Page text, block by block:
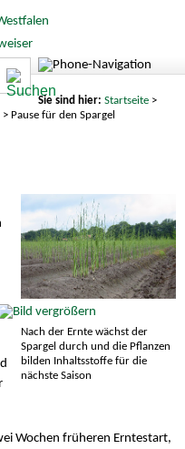
Sie sind hier: Startseite>
> Pause für den Spargel
Nach der Ernte wächst der
Spargel durch und die Pflanzen
bilden Inhaltsstoffe für die
nächste Saison
Wochen früheren Erntestart,